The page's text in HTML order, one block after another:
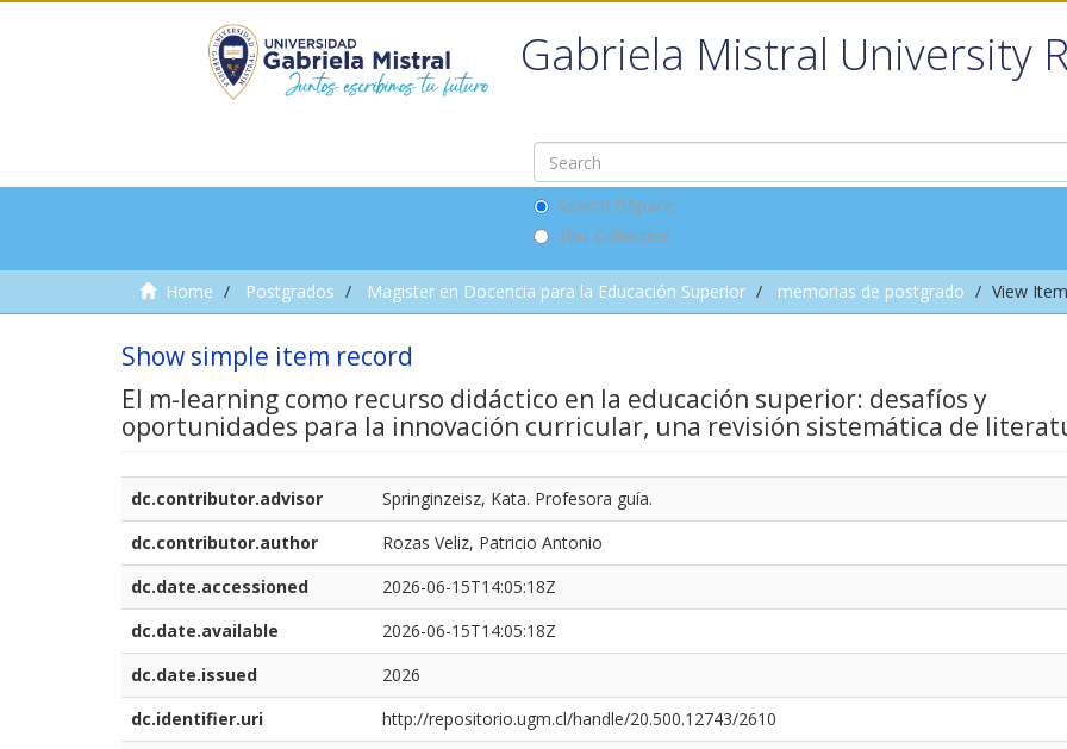
Gabriela Mistral University
Search DSpace
This Collection
Home Postgrados Magister en Docencia para la Educación Superior memorias de postgrado View Item
Show simple item record
El m-learning como recurso didáctico en la educación superior: desafíos y
oportunidades para la innovación curricular, una revisión sistemática de
dc.contributor.advisor
Springinzeisz, Kata. Profesora guía.
dc.contributor.author
Rozas Veliz, Patricio Antonio
dc.date.accessioned
2026-06-15T14:05:18Z
dc.date.available
2026-06-15T14:05:18Z
dc.date.issued
2026
dc.identifier.uri
http://repositorio.ugm.cl/handle/20.500.12743/2610